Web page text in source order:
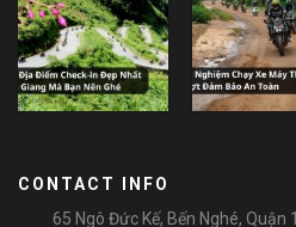
CONTACT INFO
65 Ngô Đức Kế, Bến Nghé, Quận 1